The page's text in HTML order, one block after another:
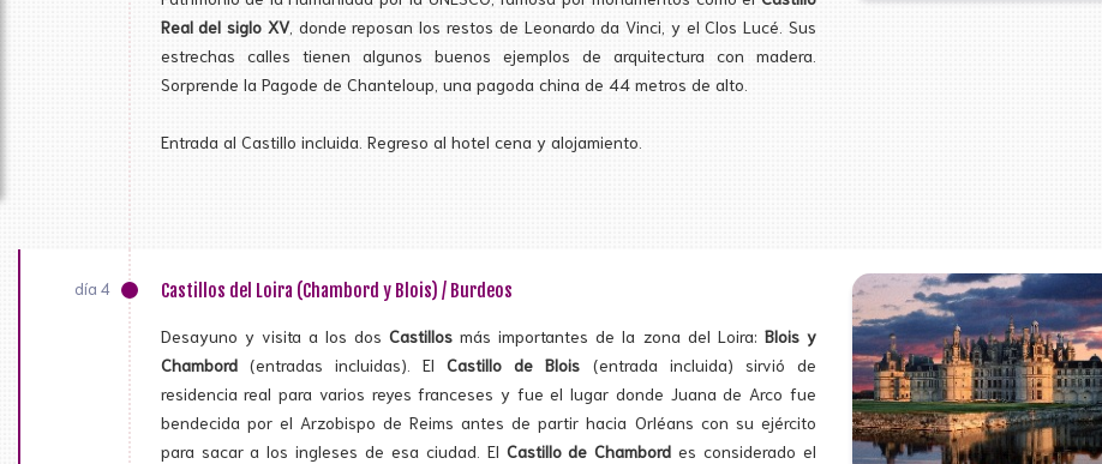
Real del siglo XV, donde reposan los restos de Leonardo da Vinci, y el Clos Lucé. Sus
estrechas calles tienen algunos buenos ejemplos de arquitectura con madera.
Sorprende la Pagode de Chanteloup, una pagoda china de 44 metros de alto.
Entrada al Castillo incluida. Regreso al hotel cena y alojamiento.
día 4 Castillos del Loira (Chambord y Blois) / Burdeos
Desayuno y visita a los dosCastillos más importantes de la zona del Loira: Blois y
Chambord(entradas incluidas). ElCastillo de Blois (entrada incluida) sirvió de
residencia real para varios reyes franceses y fue el lugar donde Juana de Arco fue
bendecida por el Arzobispo de Reims antes de partir hacia Orléans con su ejército
para sacar a los ingleses de esa ciudad. El Castillo de Chambord es considerado el